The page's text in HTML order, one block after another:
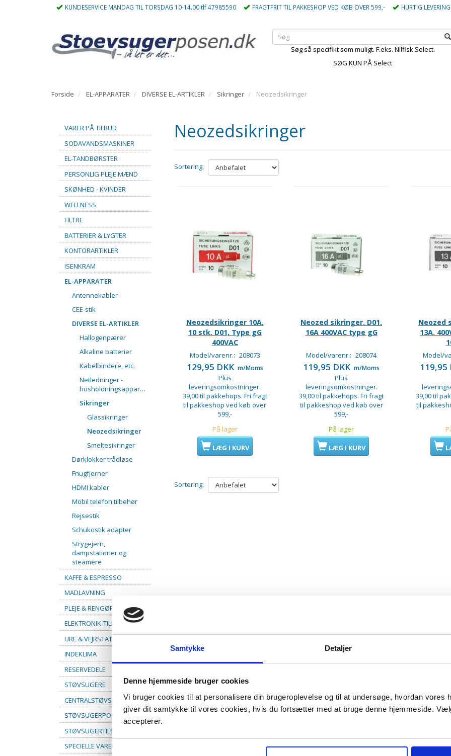
Samtykke Detaljer
Denne hjemmeside bruger cookies
Vi bruger cookies til at personalisere din brugeroplevelse og til at undersøge, hvordan vores
giver dit samtykke til vores cookies, hvis du fortsætter med at bruge denne hjemmeside.
accepterer.
KUNDESERVICE MANDAG TIL TORSDAG 10-14.00 tlf 47985590 FRAGTFRIT TIL PAKKESHOP VED KØB OVER 599,- HURTIG LEVERING
Søg så specifikt som muligt. F.eks. Nilfisk Select.
SØG KUN PÅ Select
Forside EL-APPARATER DIVERSE EL-ARTIKLER Sikringer Neozedsikringer
VARER PÅ TILBUD
SODAVANDSMASKINER
EL-TANDBØRSTER
PERSONLIG PLEJE MÆND
SKØNHED - KVINDER
WELLNESS
FILTRE
BATTERIER & LYGTER
KONTORARTIKLER
ISENKRAM
EL-APPARATER
Antennekabler
CEE-stik
DIVERSE EL-ARTIKLER
Hallogenpærer
Alkaline batterier
Kabelbindere, etc.
Netledninger -
husholdningsapparater
Sikringer
Glassikringer
Neozedsikringer
Smeltesikringer
Dørklokker trådløse
Fnugfjerner
HDMI kabler
Mobil telefon tilbehør
Rejsestik
Schukostik adapter
Strygejern,
dampstationer og
steamere
KAFFE & ESPRESSO
MADLAVNING
PLEJE & RENGØRING
ELEKTRONIK-TILBEHØR
URE & VEJRSTATIONER
INDEKLIMA
RESERVEDELE
STØVSUGERE
CENTRALSTØVSUGER
STØVSUGERPOSER
STØVSUGERTILBEHØR
SPECIELLE VARER
Neozedsikringer
Sortering:
Neozedsikringer 10A.
10 stk. D01, Type gG
400VAC
Model/varenr.: 208073
129,95 DKK m/Moms
Plus
leveringsomkostninger.
39,00 til pakkehops. Fri fragt
til pakkeshop ved køb over
599,-
På lager
LÆG I KURV
Neozed sikringer. D01.
16A 400VAC type gG
Model/varenr.: 208074
119,95 DKK m/Moms
Plus
leveringsomkostninger.
39,00 til pakkehops. Fri fragt
til pakkeshop ved køb over
599,-
På lager
LÆG I KURV
Neozed
13A.
Model/
119,95
39,00 til
til
Sortering: